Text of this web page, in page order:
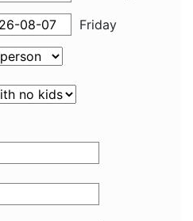
Friday